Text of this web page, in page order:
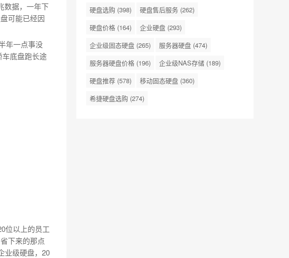
数据，一年下
可能已经因
年一点事没
车底盘跑长途
位以上的员工
下来的那点
业级硬盘，20
硬盘选购 (398) 硬盘售后服务 (262)
硬盘价格 (164) 企业硬盘 (293)
企业级固态硬盘 (265) 服务器硬盘 (474)
服务器硬盘价格 (196) 企业级NAS存储 (189)
硬盘推荐 (578) 移动固态硬盘 (360)
希捷硬盘选购 (274)